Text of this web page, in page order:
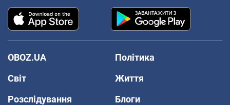
OBOZ.UA
Політика
Світ
Життя
Розслідування
Блоги